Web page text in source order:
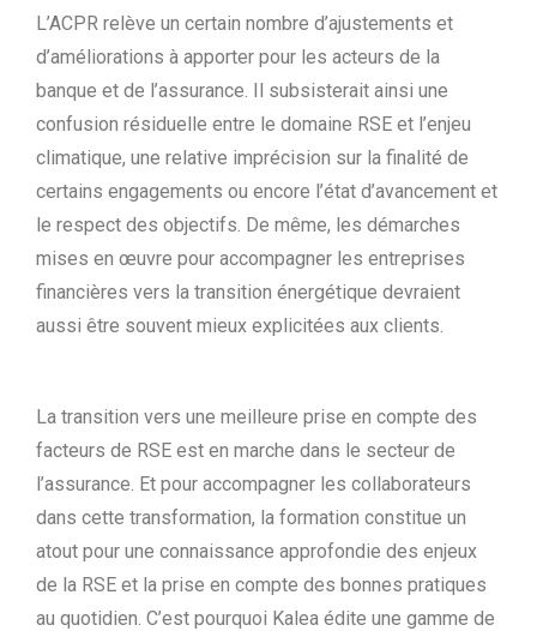
L’ACPR relève un certain nombre d’ajustements et
d’améliorations à apporter pour les acteurs de la
banque et de l’assurance. Il subsisterait ainsi une
confusion résiduelle entre le domaine RSE et l’enjeu
climatique, une relative imprécision sur la finalité de
certains engagements ou encore l’état d’avancement et
le respect des objectifs. De même, les démarches
mises en œuvre pour accompagner les entreprises
financières vers la transition énergétique devraient
aussi être souvent mieux explicitées aux clients.
La transition vers une meilleure prise en compte des
facteurs de RSE est en marche dans le secteur de
l’assurance. Et pour accompagner les collaborateurs
dans cette transformation, la formation constitue un
atout pour une connaissance approfondie des enjeux
de la RSE et la prise en compte des bonnes pratiques
au quotidien. C’est pourquoi Kalea édite une gamme de